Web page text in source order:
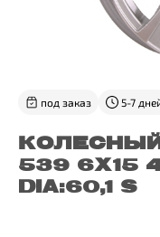
КОЛЕСНЫЙ
539 6X15
DIA:60,1 S
под заказ 5-7